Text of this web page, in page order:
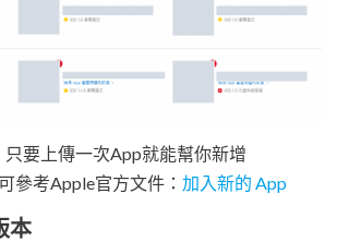
只要上傳一次App就能幫你新增
參考Apple官方文件： 加入新的 App
本